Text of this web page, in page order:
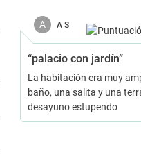
A A S
“palacio con jardín”
La habitación era muy
baño, una salita y una
desayuno estupendo